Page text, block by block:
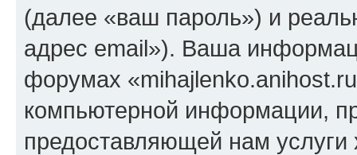
(далее «ваш пароль») и
адрес email»). Ваша
форумах
компьютерной информации,
предоставляющей нам